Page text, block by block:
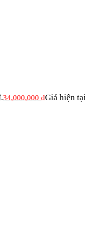
34,000,000 ₫Giá hiện tại